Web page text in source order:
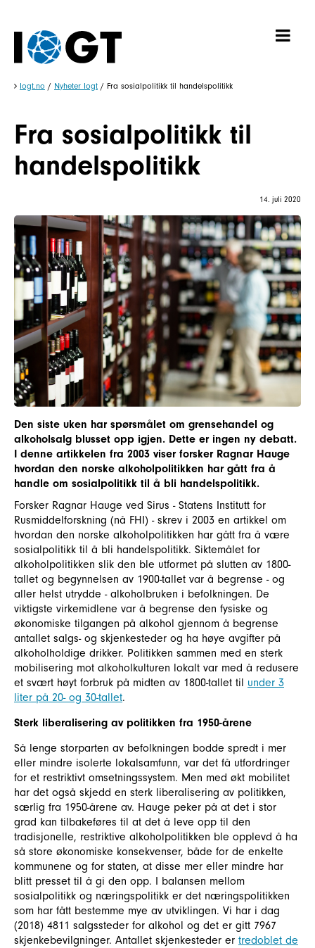
Iogt.no / Nyheter Iogt / Fra sosialpolitikk til handelspolitikk
Fra sosialpolitikk til
handelspolitikk
14. juli 2020
Den siste uken har spørsmålet om grensehandel og
alkoholsalg blusset opp igjen. Dette er ingen ny debatt.
I denne artikkelen fra 2003 viser forsker Ragnar Hauge
hvordan den norske alkoholpolitikken har gått fra å
handle om sosialpolitikk til å bli handelspolitikk.
Forsker Ragnar Hauge ved Sirus - Statens Institutt for
Rusmiddelforskning (nå FHI) - skrev i 2003 en artikkel om
hvordan den norske alkoholpolitikken har gått fra å være
sosialpolitikk til å bli handelspolitikk. Siktemålet for
alkoholpolitikken slik den ble utformet på slutten av 1800-
tallet og begynnelsen av 1900-tallet var å begrense - og
aller helst utrydde - alkoholbruken i befolkningen. De
viktigste virkemidlene var å begrense den fysiske og
økonomiske tilgangen på alkohol gjennom å begrense
antallet salgs- og skjenkesteder og ha høye avgifter på
alkoholholdige drikker. Politikken sammen med en sterk
mobilisering mot alkoholkulturen lokalt var med å redusere
et svært høyt forbruk på midten av 1800-tallet til under 3
liter på 20- og 30-tallet.
Sterk liberalisering av politikken fra 1950-årene
Så lenge storparten av befolkningen bodde spredt i mer
eller mindre isolerte lokalsamfunn, var det få utfordringer
for et restriktivt omsetningssystem. Men med økt mobilitet
har det også skjedd en sterk liberalisering av politikken,
særlig fra 1950-årene av. Hauge peker på at det i stor
grad kan tilbakeføres til at det å leve opp til den
tradisjonelle, restriktive alkoholpolitikken ble opplevd å ha
så store økonomiske konsekvenser, både for de enkelte
kommunene og for staten, at disse mer eller mindre har
blitt presset til å gi den opp. I balansen mellom
sosialpolitikk og næringspolitikk er det næringspolitikken
som har fått bestemme mye av utviklingen. Vi har i dag
(2018) 4811 salgssteder for alkohol og det er gitt 7967
skjenkebevilgninger. Antallet skjenkesteder er tredoblet de